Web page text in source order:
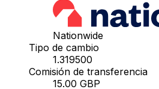
Nationwide
Tipo de cambio
1.319500
Comisión de transferencia
15.00 GBP